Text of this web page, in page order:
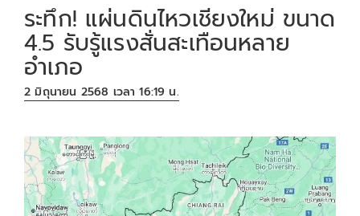
ระทึก! แผ่นดินไหวเชียงใหม่ ขนาด
4.5 รับรู้แรงสั่นสะเทือนหลาย
อำเภอ
2 มิถุนายน 2568 เวลา 16:19 น.